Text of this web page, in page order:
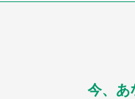
今、あ